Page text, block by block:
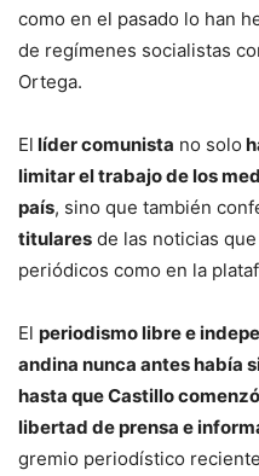
como en el pasado lo han
de regímenes socialistas
Ortega.
El líder comunista no solo
limitar el trabajo de los
país, sino que también
titulares de las noticias
periódicos como en la
El periodismo libre e
andina nunca antes había
hasta que Castillo
libertad de prensa e
gremio periodístico